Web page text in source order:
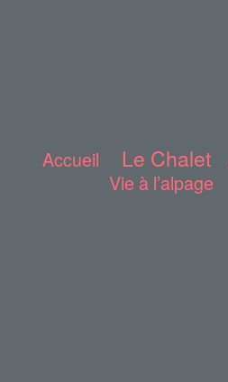
Accueil Le Chalet
Vie à l’alpage